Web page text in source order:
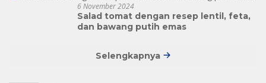
6 November 2024
Salad tomat dengan resep lentil, feta,
dan bawang putih emas
Selengkapnya